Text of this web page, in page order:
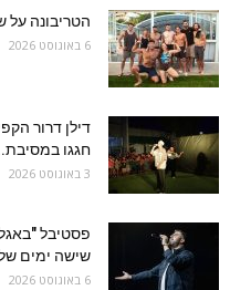
הטריבונה על
6 באוגוסט 2026
דילן דרור
חגגו
3 באוגוסט 2026
פסטיבל
שישה ימים
6 באוגוסט 2026